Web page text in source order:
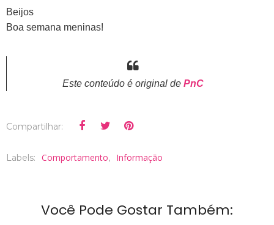
Beijos
Boa semana meninas!
Este conteúdo é original de PnC
Compartilhar:
Labels: Comportamento, Informação
Você Pode Gostar Também: